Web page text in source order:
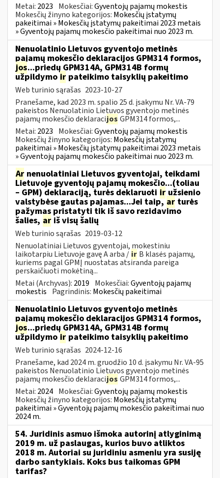
Metai: 2023 Mokesčiai:Gyventojų pajamų mokestis
Mokesčių žinyno kategorijos: Mokesčių įstatymų
pakeitimai » Mokesčių įstatymų pakeitimai 2023 metais
» Gyventojų pajamų mokesčio pakeitimai nuo 2023 m.
Nenuolatinio Lietuvos gyventojo metinės
pajamų mokesčio deklaracijos GPM314 formos,
jos...priedų GPM314A, GPM314B formų
užpildymo ir pateikimo taisyklių pakeitimo
Web turinio sąrašas 2023-10-27
Pranešame, kad 2023 m. spalio 25 d. įsakymu Nr. VA-79
pakeistos Nenuolatinio Lietuvos gyventojo metinės
pajamų mokesčio deklaracijos GPM314 formos,...
Metai: 2023 Mokesčiai:Gyventojų pajamų mokestis
Mokesčių žinyno kategorijos: Mokesčių įstatymų
pakeitimai » Mokesčių įstatymų pakeitimai 2023 metais
» Gyventojų pajamų mokesčio pakeitimai nuo 2023 m.
Ar nenuolatiniai Lietuvos gyventojai, teikdami
Lietuvoje gyventojų pajamų mokesčio...(toliau
– GPM) deklaraciją, turės deklaruoti ir užsienio
valstybėse gautas pajamas...Jei taip,ar turės
pažymas pristatyti tik iš savo rezidavimo
šalies, ar iš visų šalių
Web turinio sąrašas 2019-03-12
Nenuolatiniai Lietuvos gyventojai, mokestiniu
laikotarpiu Lietuvoje gavę A arba / ir B klasės pajamų,
kuriems pagal GPMĮ nuostatas atsiranda pareiga
perskaičiuoti mokėtiną...
Metai (Archyvas): 2019 Mokesčiai:Gyventojų pajamų
mokestis Pagrindinis: Mokesčių pakeitimai
Nenuolatinio Lietuvos gyventojo metinės
pajamų mokesčio deklaracijos GPM314 formos,
jos...priedų GPM314A, GPM314B formų
užpildymo ir pateikimo taisyklių pakeitimo
Web turinio sąrašas 2024-12-16
Pranešame, kad 2024 m. gruodžio 10 d. įsakymu Nr. VA-95
pakeistos Nenuolatinio Lietuvos gyventojo metinės
pajamų mokesčio deklaracijos GPM314 formos,...
Metai: 2024 Mokesčiai:Gyventojų pajamų mokestis
Mokesčių žinyno kategorijos: Mokesčių įstatymų
pakeitimai » Gyventojų pajamų mokesčio pakeitimai nuo
2024 m.
54. Juridinis asmuo išmoka autorinį atlyginimą
2019 m. už paslaugas, kurios buvo atliktos
2018 m. Autoriai su juridiniu asmeniu yra susiję
darbo santykiais. Koks bus taikomas GPM
tarifas?